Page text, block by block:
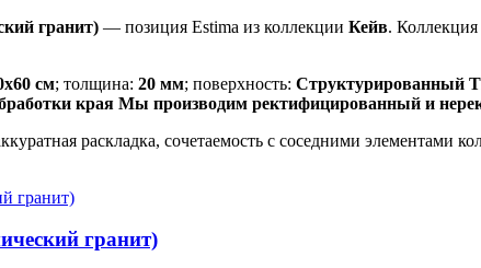
гранит) — позиция Estima из коллекции Кейв.
см; толщина: 20 мм; поверхность: Структурированный
края Мы производим ректифицированный и
раскладка, сочетаемость с соседними элементами
гранит)